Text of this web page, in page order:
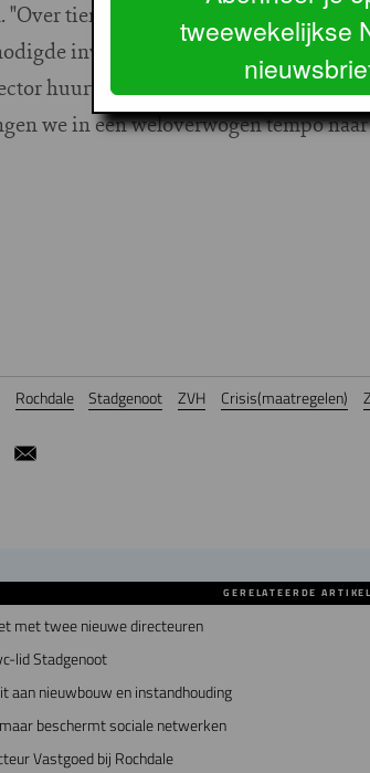
"Over tien jaar wil ZVH minimaal over
investeringen in verbetering
huurwoningen. We beschikken
we in een weloverwogen tempo
Rochdale Stadgenoot ZVH Crisis(maatregelen)
GERELATEERDE
met twee nieuwe directeuren
lid Stadgenoot
aan nieuwbouw en instandhouding
beschermt sociale netwerken
Vastgoed bij Rochdale
tweewekelijkse